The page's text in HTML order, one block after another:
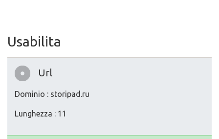
Usabilita
Url
Dominio : storipad.ru
Lunghezza : 11